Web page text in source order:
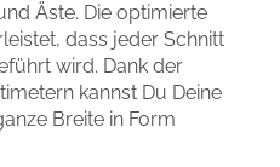
Äste. Die optimierte
dass jeder Schnitt
wird. Dank der
kannst Du Deine
Breite in Form